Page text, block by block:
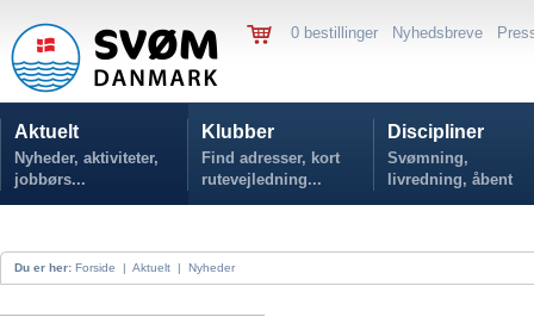
0 bestillinger Nyhedsbreve
Aktuelt
Nyheder, aktiviteter,
jobbørs...
Klubber
Find adresser, kort
rutevejledning...
Discipliner
Svømning,
livredning, åbent
vand...
Du er her: Forside | Aktuelt | Nyheder